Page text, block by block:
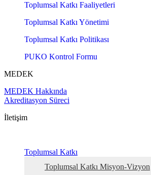
Toplumsal Katkı Faaliyetleri
Toplumsal Katkı Yönetimi
Toplumsal Katkı Politikası
PUKO Kontrol Formu
MEDEK
MEDEK Hakkında
Akreditasyon Süreci
İletişim
Toplumsal Katkı
Toplumsal Katkı Misyon-Vizyon